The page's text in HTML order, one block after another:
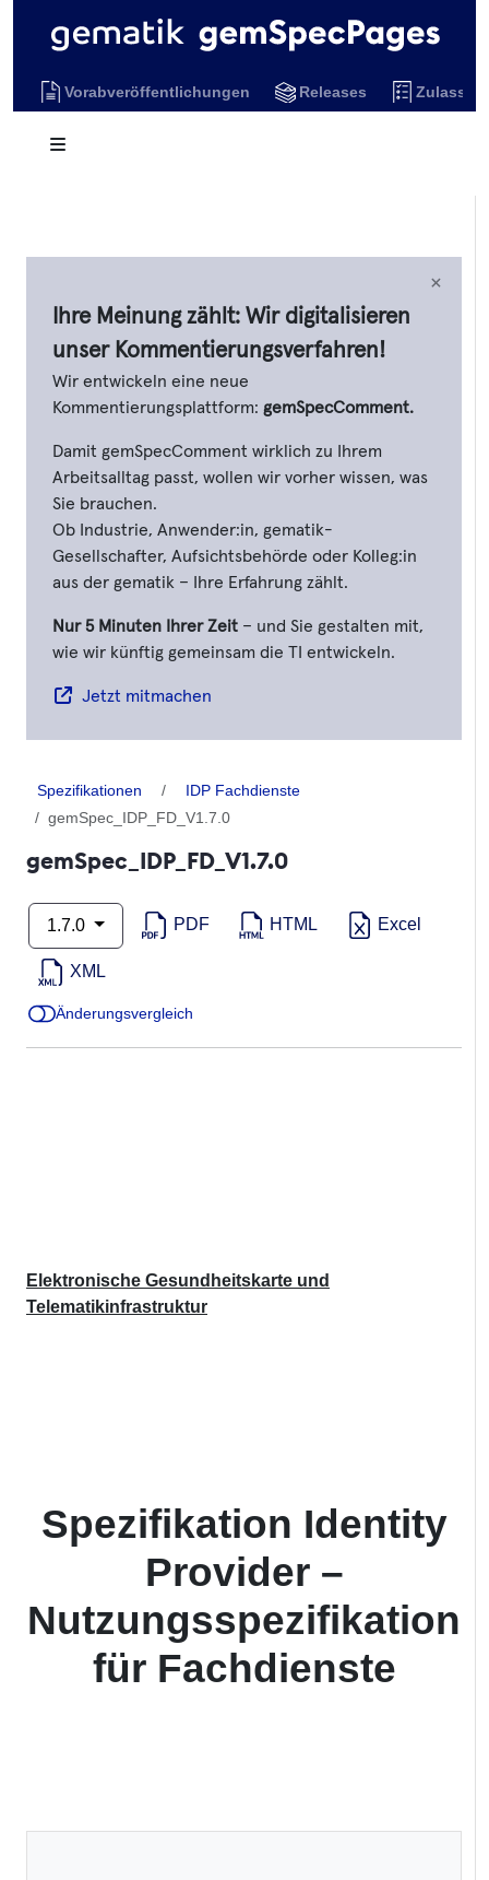
Vorabveröffentlichungen Releases
×
Ihre Meinung zählt: Wir digitalisieren
unser Kommentierungsverfahren!
Wir entwickeln eine neue
Kommentierungsplattform: gemSpecComment.
Damit gemSpecComment wirklich zu Ihrem
Arbeitsalltag passt, wollen wir vorher wissen, was
Sie brauchen.
Ob Industrie, Anwender:in, gematik-
Gesellschafter, Aufsichtsbehörde oder Kolleg:in
aus der gematik – Ihre Erfahrung zählt.
Nur 5 Minuten Ihrer Zeit – und Sie gestalten mit,
wie wir künftig gemeinsam die TI entwickeln.
Jetzt mitmachen
Spezifikationen
IDP Fachdienste
gemSpec_IDP_FD_V1.7.0
gemSpec_IDP_FD_V1.7.0
1.7.0 PDF HTML Excel
XML
Änderungsvergleich
Elektronische Gesundheitskarte und
Telematikinfrastruktur
Spezifikation Identity
Provider –
Nutzungsspezifikation
für Fachdienste